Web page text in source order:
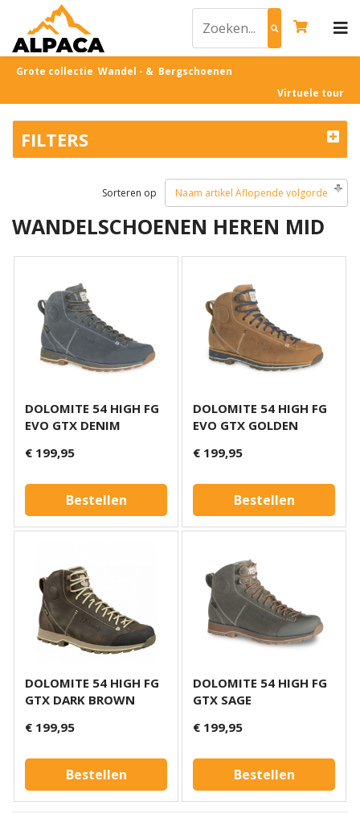
Grote collectie Wandel - & Bergschoenen
Virtuele tour
FILTERS
Sorteren op Naam artikel Aflopende volgorde
WANDELSCHOENEN HEREN MID
DOLOMITE 54 HIGH FG
EVO GTX DENIM
€ 199,95
Bestellen
DOLOMITE 54 HIGH FG
EVO GTX GOLDEN
€ 199,95
Bestellen
DOLOMITE 54 HIGH FG
GTX DARK BROWN
€ 199,95
Bestellen
DOLOMITE 54 HIGH FG
GTX SAGE
€ 199,95
Bestellen